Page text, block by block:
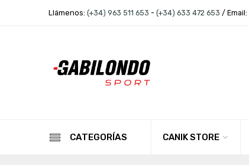
Llámenos: (+34) 963 511 653 - (+34) 633 472 653 / Email:
CATEGORÍAS CANIK STORE